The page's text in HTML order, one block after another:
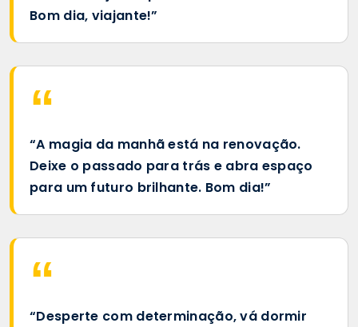
Bom dia, viajante!”
“A magia da manhã está na renovação.
Deixe o passado para trás e abra espaço
para um futuro brilhante. Bom dia!”
“Desperte com determinação, vá dormir